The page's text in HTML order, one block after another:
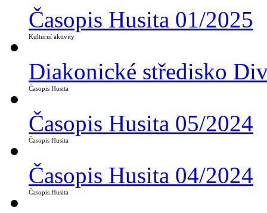
Časopis Husita 01/2025
Kulturní aktivity
Diakonické středisko
Časopis Husita
Časopis Husita 05/2024
Časopis Husita
Časopis Husita 04/2024
Časopis Husita